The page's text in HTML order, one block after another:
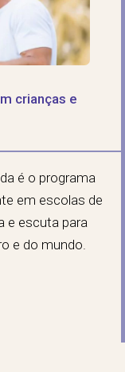
crianças e
é o programa
em escolas de
e escuta para
e do mundo.